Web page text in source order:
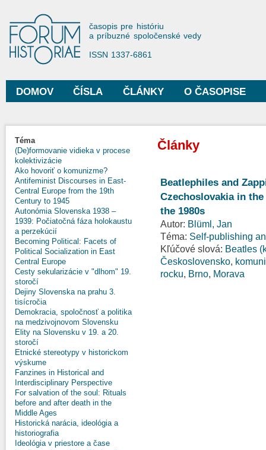
Forum Historiae
časopis pre históriu
a príbuzné spoločenské vedy
ISSN 1337-6861
Hlavné menu
DOMOV ČÍSLA ČLÁNKY O ČASOPISE
Téma
(De)formovanie vidieka v procese
kolektivizácie
Ako hovoriť o komunizme?
Antifeminist Discourses in East-
Central Europe from the 19th
Century to 1945
Autonómia Slovenska 1938 –
1939: Počiatočná fáza holokaustu
a perzekúcií
Becoming Political: Facets of
Political Socialization in East
Central Europe
Cesty sekularizácie v "dlhom" 19.
storočí
Dejiny Slovenska na prahu 3.
tisícročia
Demokracia, spoločnosť a politika
na medzivojnovom Slovensku
Elity na Slovensku v 19. a 20.
storočí
Etnické stereotypy v historickom
výskume
Fanzines in Historical and
Interdisciplinary Perspective
For salvation of the soul: Rituals
before and after death in the
Middle Ages
Historická narácia, ideológia a
historiografia
Ideológia v priestore a čase
Články
Beatlephiles and
Czechoslovakia in
the 1980s
Autor: Blüml, Jan
Téma: Self-publishing
Kľúčové slová: Beatles
Československo,
rocku, Brno, Morava